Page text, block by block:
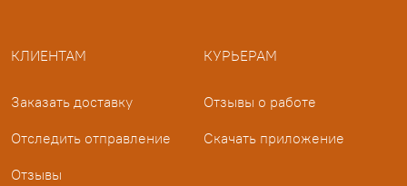
КЛИЕНТАМ
Заказать доставку
Отследить отправление
Отзывы
КУРЬЕРАМ
Отзывы о работе
Скачать приложение